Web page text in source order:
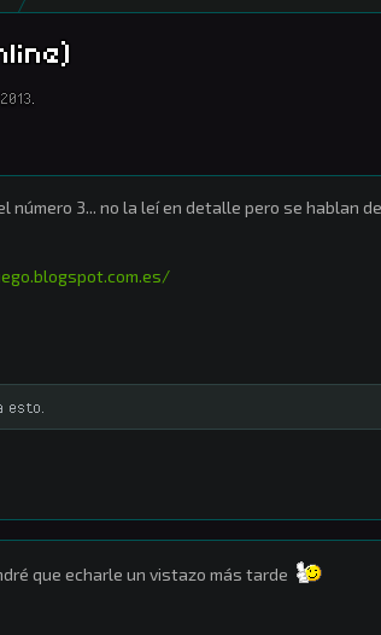
número 3... no la leí en detalle pero se hablan
esto.
que echarle un vistazo más tarde